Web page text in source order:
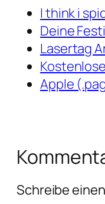
I think i
Deine
Lasertag
Apple
Schreibe